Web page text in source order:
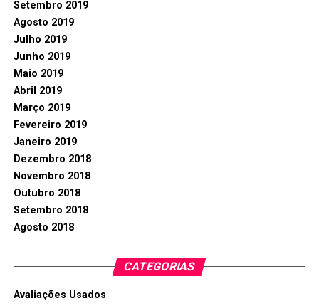
Setembro 2019
Agosto 2019
Julho 2019
Junho 2019
Maio 2019
Abril 2019
Março 2019
Fevereiro 2019
Janeiro 2019
Dezembro 2018
Novembro 2018
Outubro 2018
Setembro 2018
Agosto 2018
CATEGORIAS
Avaliações Usados